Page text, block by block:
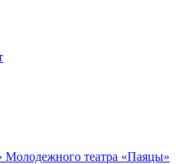
Молодежного театра «Паяцы»